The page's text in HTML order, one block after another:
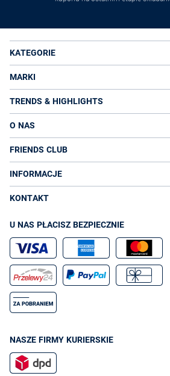
KATEGORIE
MARKI
TRENDS & HIGHLIGHTS
O NAS
FRIENDS CLUB
INFORMACJE
KONTAKT
U NAS PŁACISZ BEZPIECZNIE
NASZE FIRMY KURIERSKIE